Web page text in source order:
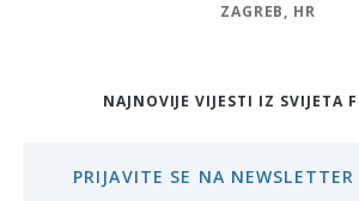
ZAGREB, HR
NAJNOVIJE VIJESTI IZ SVIJETA
PRIJAVITE SE NA NEWSLETTER